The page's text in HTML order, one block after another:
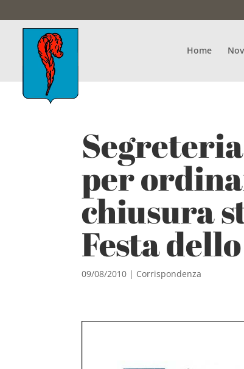
Home
per
chiusura
Festa
09/08/2010 | Corrispondenza